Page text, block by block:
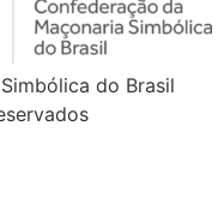
do Brasil